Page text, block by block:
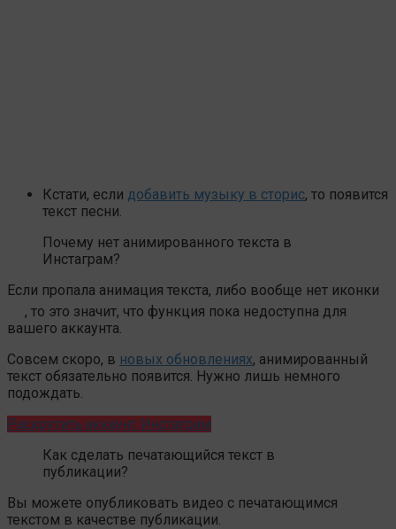
Кстати, если добавить музыку в сторис, то появится
текст песни.
Почему нет анимированного текста в
Инстаграм?
Если пропала анимация текста, либо вообще нет иконки
, то это значит, что функция пока недоступна для
вашего аккаунта.
Совсем скоро, в новых обновлениях, анимированный
текст обязательно появится. Нужно лишь немного
подождать.
Раскрутить аккаунт Инстаграм
Как сделать печатающийся текст в
публикации?
Вы можете опубликовать видео с печатающимся
текстом в качестве публикации.